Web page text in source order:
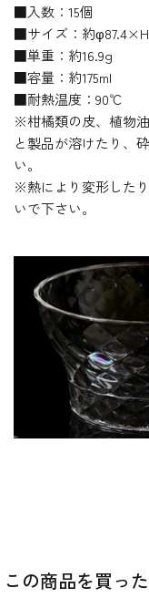
■入数：15個
■サイズ：約
■単重：約16.9g
■容量：約175ml
■耐熱温度：90℃
※柑橘類の皮、植物
と製品が溶けたり、
い。
※熱により変形した
いで下さい。
この商品を買っ